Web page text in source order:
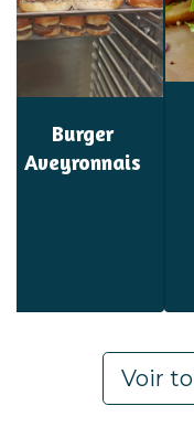
Burger
Aveyronnais
Voir